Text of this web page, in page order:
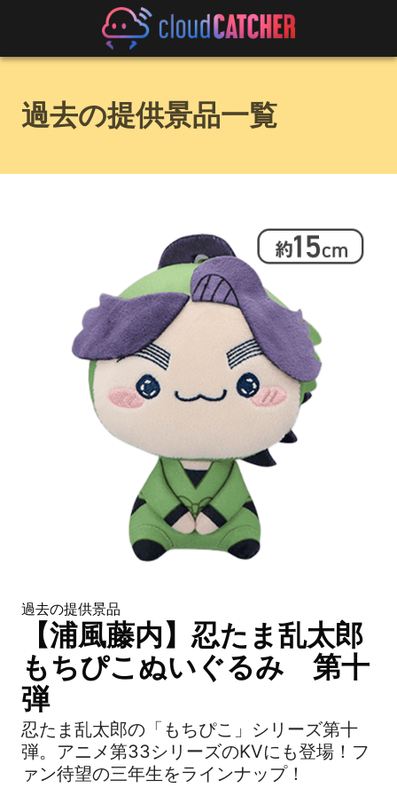
過去の提供景品一覧
過去の提供景品
【浦風藤内】忍たま乱太郎
もちぴこぬいぐるみ 第十
弾
忍たま乱太郎の「もちぴこ」シリーズ第十
弾。アニメ第33シリーズのKVにも登場！フ
ァン待望の三年生をラインナップ！